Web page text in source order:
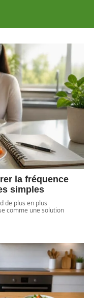
la fréquence
simples
de plus en plus
comme une solution